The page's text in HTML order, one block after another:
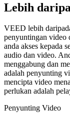
Lebih
VEED lebih
penyuntingan video
anda akses kepada
audio dan video.
menggabung dan
adalah penyunting
mencipta video
perlukan adalah
Penyunting Video